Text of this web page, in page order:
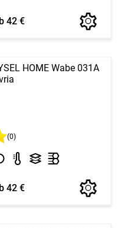
42 €
HOME Wabe 031A
(0)
42 €